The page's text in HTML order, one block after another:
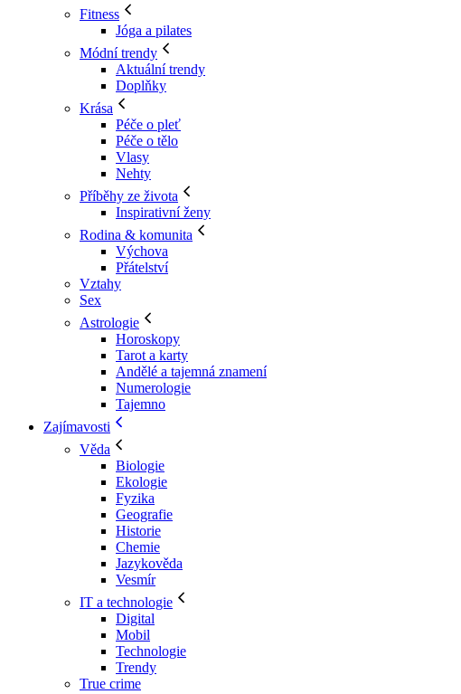
Fitness
Jóga a pilates
Módní trendy
Aktuální trendy
Doplňky
Krása
Péče o pleť
Péče o tělo
Vlasy
Nehty
Příběhy ze života
Inspirativní ženy
Rodina & komunita
Výchova
Přátelství
Vztahy
Sex
Astrologie
Horoskopy
Tarot a karty
Andělé a tajemná znamení
Numerologie
Tajemno
Zajímavosti
Věda
Biologie
Ekologie
Fyzika
Geografie
Historie
Chemie
Jazykověda
Vesmír
IT a technologie
Digital
Mobil
Technologie
Trendy
True crime